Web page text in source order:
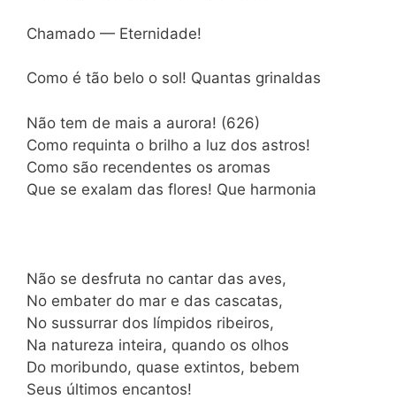
Chamado — Eternidade!
Como é tão belo o sol! Quantas grinaldas
Não tem de mais a aurora! (626)
Como requinta o brilho a luz dos astros!
Como são recendentes os aromas
Que se exalam das flores! Que harmonia
Não se desfruta no cantar das aves,
No embater do mar e das cascatas,
No sussurrar dos límpidos ribeiros,
Na natureza inteira, quando os olhos
Do moribundo, quase extintos, bebem
Seus últimos encantos!